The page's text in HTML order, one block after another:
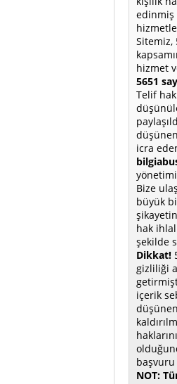
edinmiş
Sitemiz,
hizmet
5651
Telif
icra
Bize
büyük
hak
şekilde
Dikkat!
gizliliği
içerik
NOT: